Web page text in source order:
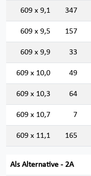
609 x 9,1 347
609 x 9,5 157
609 x 9,9 33
609 x 10,0 49
609 x 10,3 64
609 x 10,7 7
609 x 11,1 165
Als Alternative - 2A